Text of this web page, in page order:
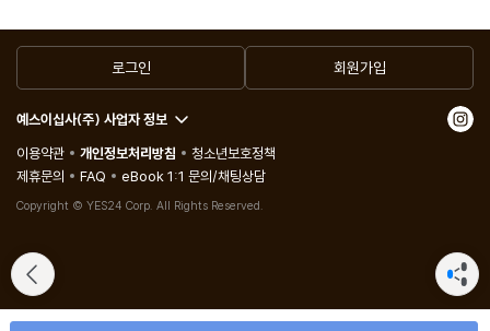
안전한 공간에서 장난기가 자란다
장난기 팔굽혀펴기: 게임 시작
-감정 건강 유지하고 퍼트리기
로그인 회원가입
예스이십사(주) 사업자 정보
이용약관
개인정보처리방침
청소년보호정책
제휴문의
FAQ eBook 1:1 문의/채팅상담
Copyright © YES24 Corp. All Rights Reserved.